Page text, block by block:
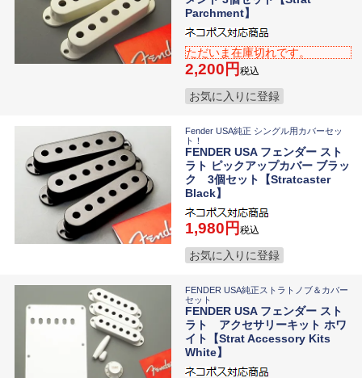
Parchment】
ただいま在庫切れです。
2,200 税込
お気に入りに登録
Fender USA純正 シングル用カバーセッ
ト！
FENDER USA フェンダー スト
ラト ピックアップカバー ブラッ
ク 3個セット【Stratcaster
Black】
1,980 税込
お気に入りに登録
FENDER USA純正ストラトノブ＆カバー
セット
FENDER USA フェンダー スト
ラト アクセサリーキット ホワ
イト【Strat Accessory Kits
White】